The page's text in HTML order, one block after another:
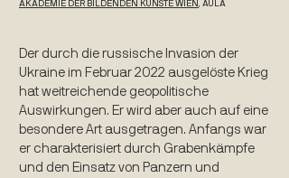
AKADEMIE DER BILDENDEN KÜNSTE WIEN , AULA
Der durch die russische Invasion der
Ukraine im Februar 2022 ausgelöste Krieg
hat weitreichende geopolitische
Auswirkungen. Er wird aber auch auf eine
besondere Art ausgetragen. Anfangs war
er charakterisiert durch Grabenkämpfe
und den Einsatz von Panzern und